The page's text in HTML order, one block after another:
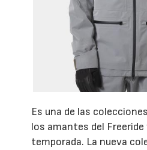
Es una de las
los amantes del Freeride
temporada. La nueva